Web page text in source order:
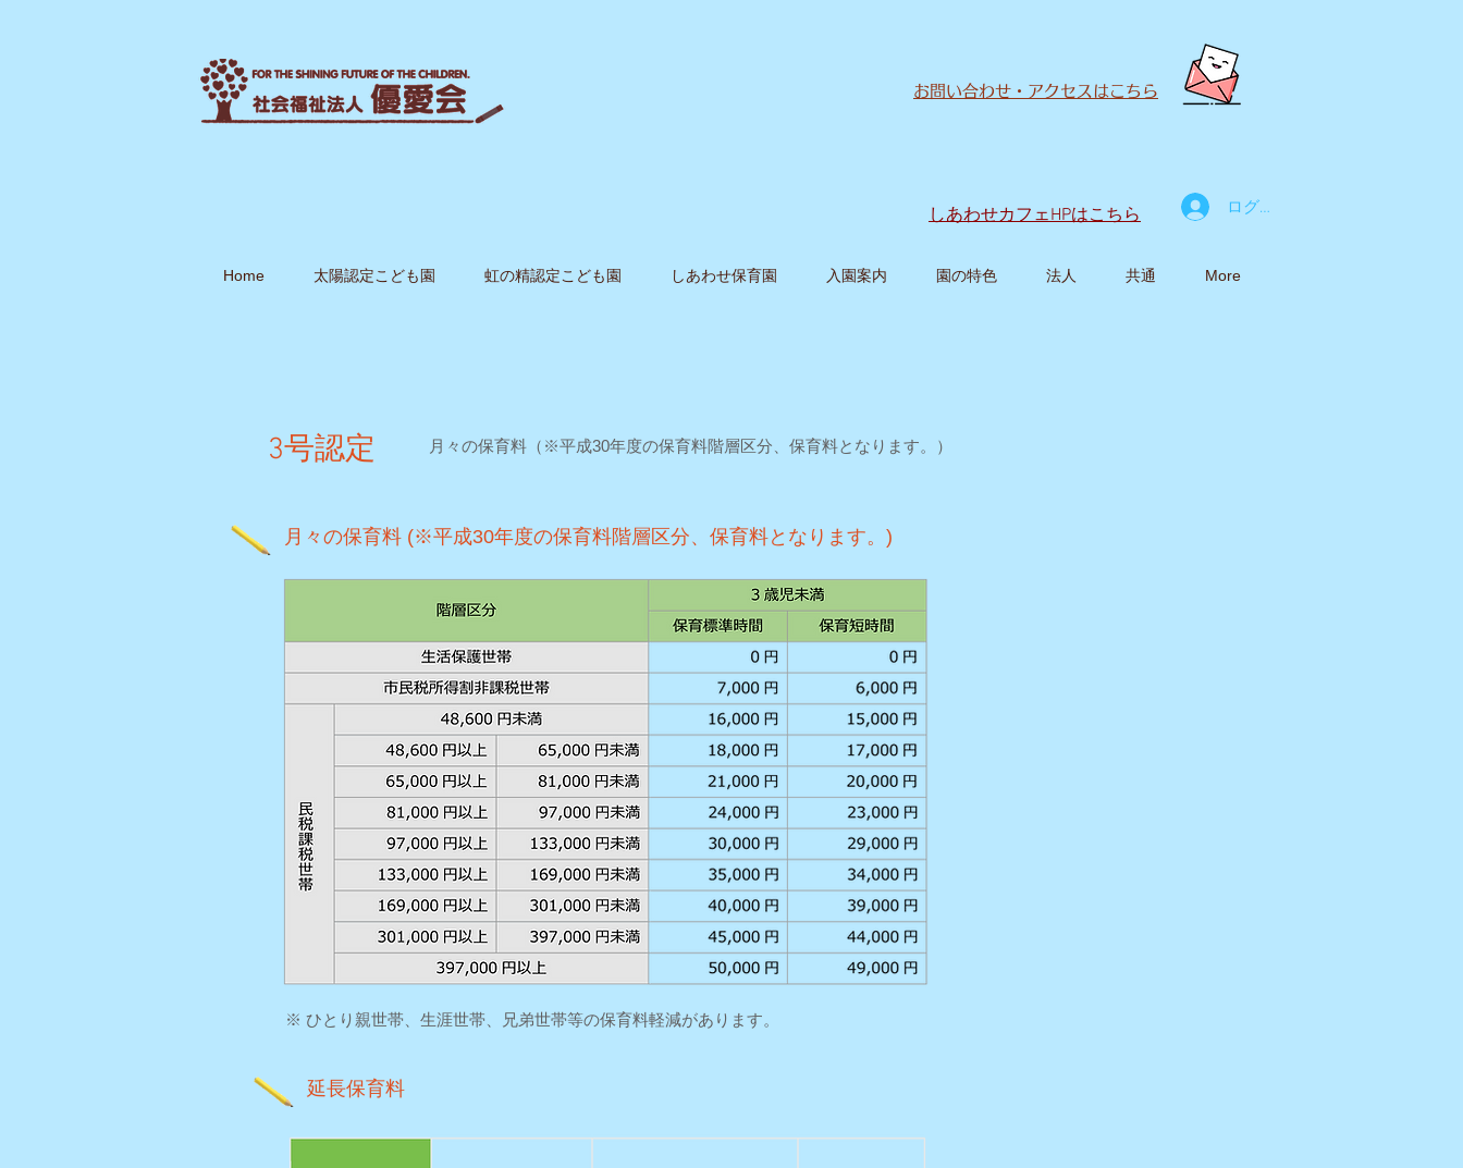
お問い合わせ・アクセスはこちら
しあわせカフェHPはこちら ログイン
Home 太陽認定こども園 虹の精認定こども園 しあわせ保育園 入園案内 園の特色 法人 共通 More
3号認定 月々の保育料（※平成30年度の保育料階層区分、保育料となります。）
月々の保育料 (※平成30年度の保育料階層区分、保育料となります。)
※ ひとり親世帯、生涯世帯、兄弟世帯等の保育料軽減があります。
延長保育料